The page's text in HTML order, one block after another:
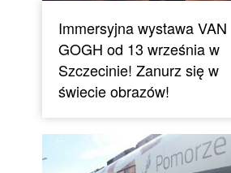
Immersyjna wystawa VAN
GOGH od 13 września w
Szczecinie! Zanurz się w
świecie obrazów!